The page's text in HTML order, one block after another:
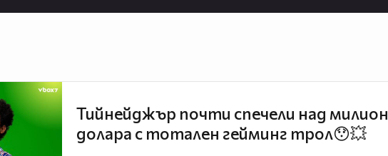
Тийнейджър почти спечели над милион
долара с тотален гейминг трол😯💥